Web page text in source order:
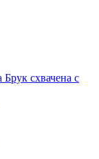
Брук схвачена с